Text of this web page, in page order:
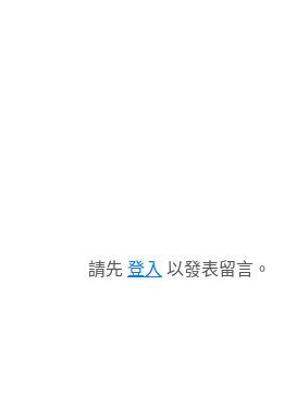
請先 登入 以發表留言。